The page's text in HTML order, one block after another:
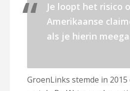
Je loopt het risico
Amerikaanse
als je hierin
GroenLinks stemde in